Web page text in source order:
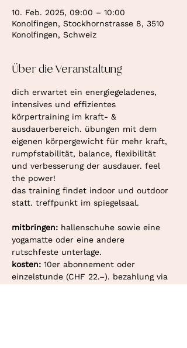
10. Feb. 2025, 09:00 – 10:00
Konolfingen, Stockhornstrasse 8, 3510
Konolfingen, Schweiz
Über die Veranstaltung
dich erwartet ein energiegeladenes,
intensives und effizientes
körpertraining im kraft- &
ausdauerbereich. übungen mit dem
eigenen körpergewicht für mehr kraft,
rumpfstabilität, balance, flexibilität
und verbesserung der ausdauer. feel
the power!
das training findet indoor und outdoor
statt. treffpunkt im spiegelsaal.
mitbringen: hallenschuhe sowie eine
yogamatte oder eine andere
rutschfeste unterlage.
kosten: 10er abonnement oder
einzelstunde (CHF 22.–). bezahlung via